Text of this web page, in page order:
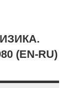
(EN-RU)